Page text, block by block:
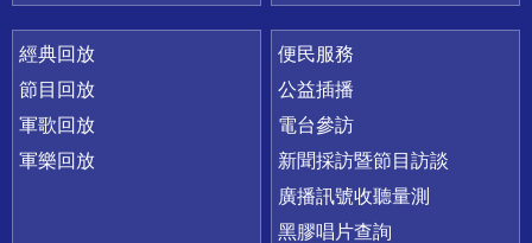
經典回放
節目回放
軍歌回放
軍樂回放
便民服務
公益插播
電台參訪
新聞採訪暨節目訪談
廣播訊號收聽量測
黑膠唱片查詢